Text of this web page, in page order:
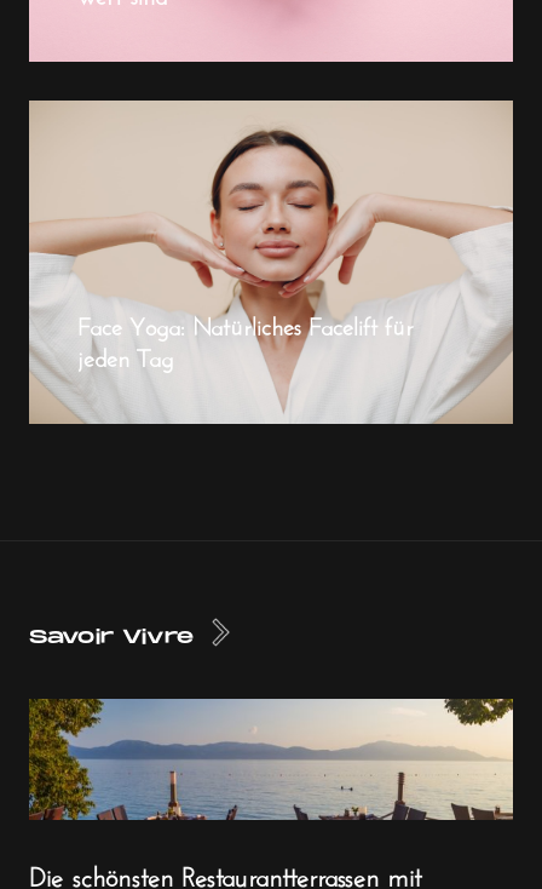
Face Yoga: Natürliches Facelift für
jeden Tag
Savoir Vivre
Die schönsten Restaurantterrassen mit